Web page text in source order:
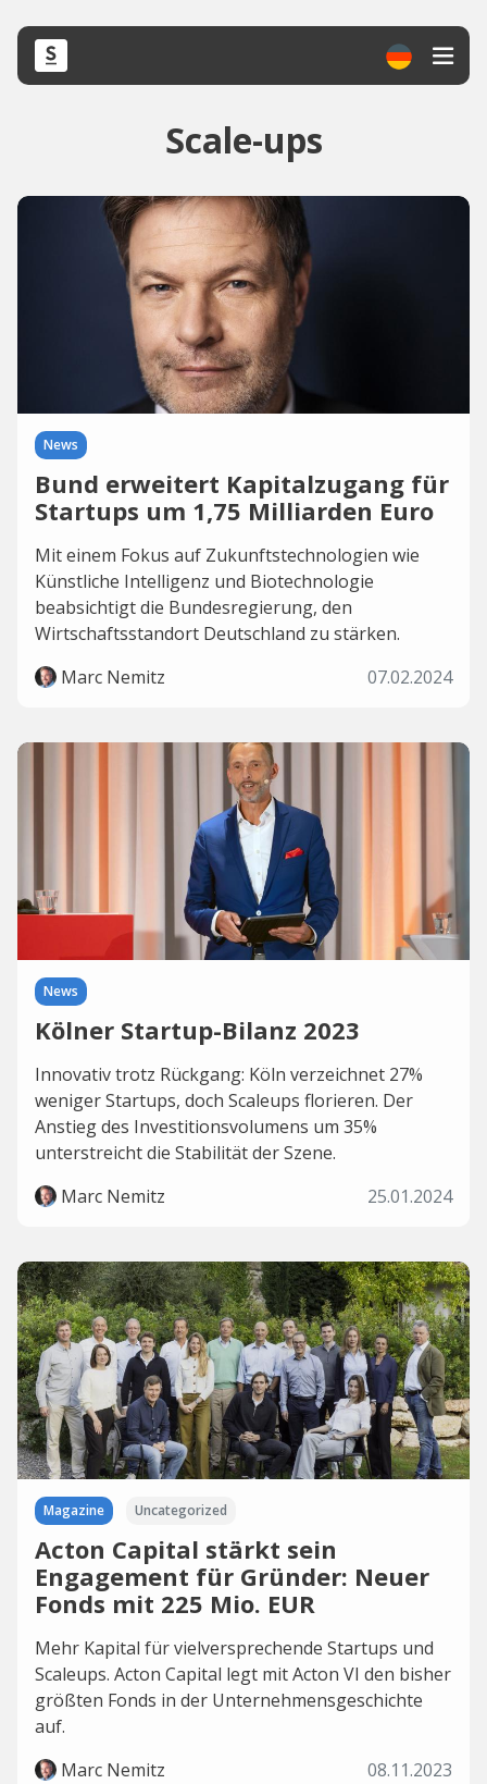
Scale-ups
News
Bund erweitert Kapitalzugang für
Startups um 1,75 Milliarden Euro
Mit einem Fokus auf Zukunftstechnologien wie
Künstliche Intelligenz und Biotechnologie
beabsichtigt die Bundesregierung, den
Wirtschaftsstandort Deutschland zu stärken.
Marc Nemitz
07.02.2024
News
Kölner Startup-Bilanz 2023
Innovativ trotz Rückgang: Köln verzeichnet 27%
weniger Startups, doch Scaleups florieren. Der
Anstieg des Investitionsvolumens um 35%
unterstreicht die Stabilität der Szene.
Marc Nemitz
25.01.2024
Magazine Uncategorized
Acton Capital stärkt sein
Engagement für Gründer: Neuer
Fonds mit 225 Mio. EUR
Mehr Kapital für vielversprechende Startups und
Scaleups. Acton Capital legt mit Acton VI den bisher
größten Fonds in der Unternehmensgeschichte
auf.
Marc Nemitz
08.11.2023